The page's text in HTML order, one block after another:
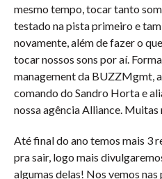
mesmo tempo, tocar tanto
testado na pista primeiro e
novamente, além de fazer o
tocar nossos sons por aí.
management da BUZZMgmt,
comando do Sandro Horta e
nossa agência Alliance.
Até final do ano temos mais 3
pra sair, logo mais
algumas delas! Nos vemos nas